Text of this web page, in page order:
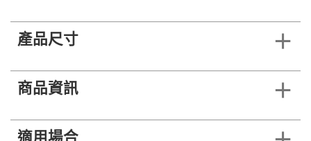
產品尺寸
商品資訊
適用場合